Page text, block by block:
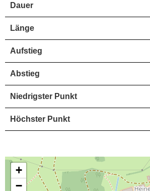
Dauer
Länge
Aufstieg
Abstieg
Niedrigster Punkt
Höchster Punkt